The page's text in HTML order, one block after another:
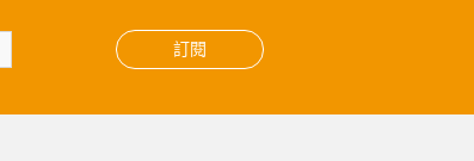
訂閱